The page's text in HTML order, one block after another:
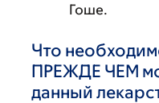
Гоше.
Что
ПРЕЖДЕ ЧЕМ
данный